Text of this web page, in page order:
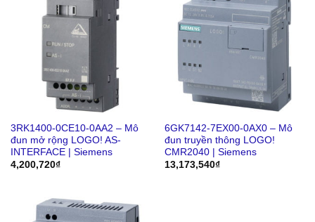
3RK1400-0CE10-0AA2 – Mô
đun mở rộng LOGO! AS-
INTERFACE | Siemens
4,200,720₫
6GK7142-7EX00-0AX0 – Mô
đun truyền thông LOGO!
CMR2040 | Siemens
13,173,540₫